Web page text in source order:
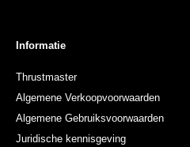
Informatie
Thrustmaster
Algemene Verkoopvoorwaarden
Algemene Gebruiksvoorwaarden
Juridische kennisgeving